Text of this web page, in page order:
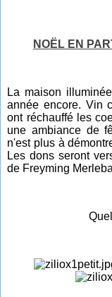
NOËL EN
La maison
année encore. Vin
ont réchauffé les
une ambiance de
n'est plus à
Les dons seront
de Freyming